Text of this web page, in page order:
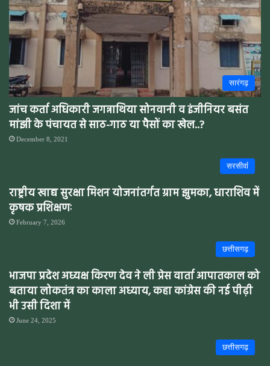
सारंगढ़
जांच कर्ता अधिकारी जगन्नाथिया सोनवानी व इंजीनियर बसंत
मांझी के पंचायत से साठ-गाठ या पैसों का खेल..?
December 8, 2021
सरसीवांं
राष्ट्रीय खाद्य सुरक्षा मिशन योजनांतर्गत ग्राम झुमका, धाराशिव में
कृषक प्रशिक्षणः
February 7, 2026
छत्तीसगढ़
भाजपा प्रदेश अध्यक्ष किरण देव ने ली प्रेस वार्ता आपातकाल को
बताया लोकतंत्र का काला अध्याय, कहा कांग्रेस की नई पीढ़ी
भी उसी दिशा में
June 24, 2025
छत्तीसगढ़